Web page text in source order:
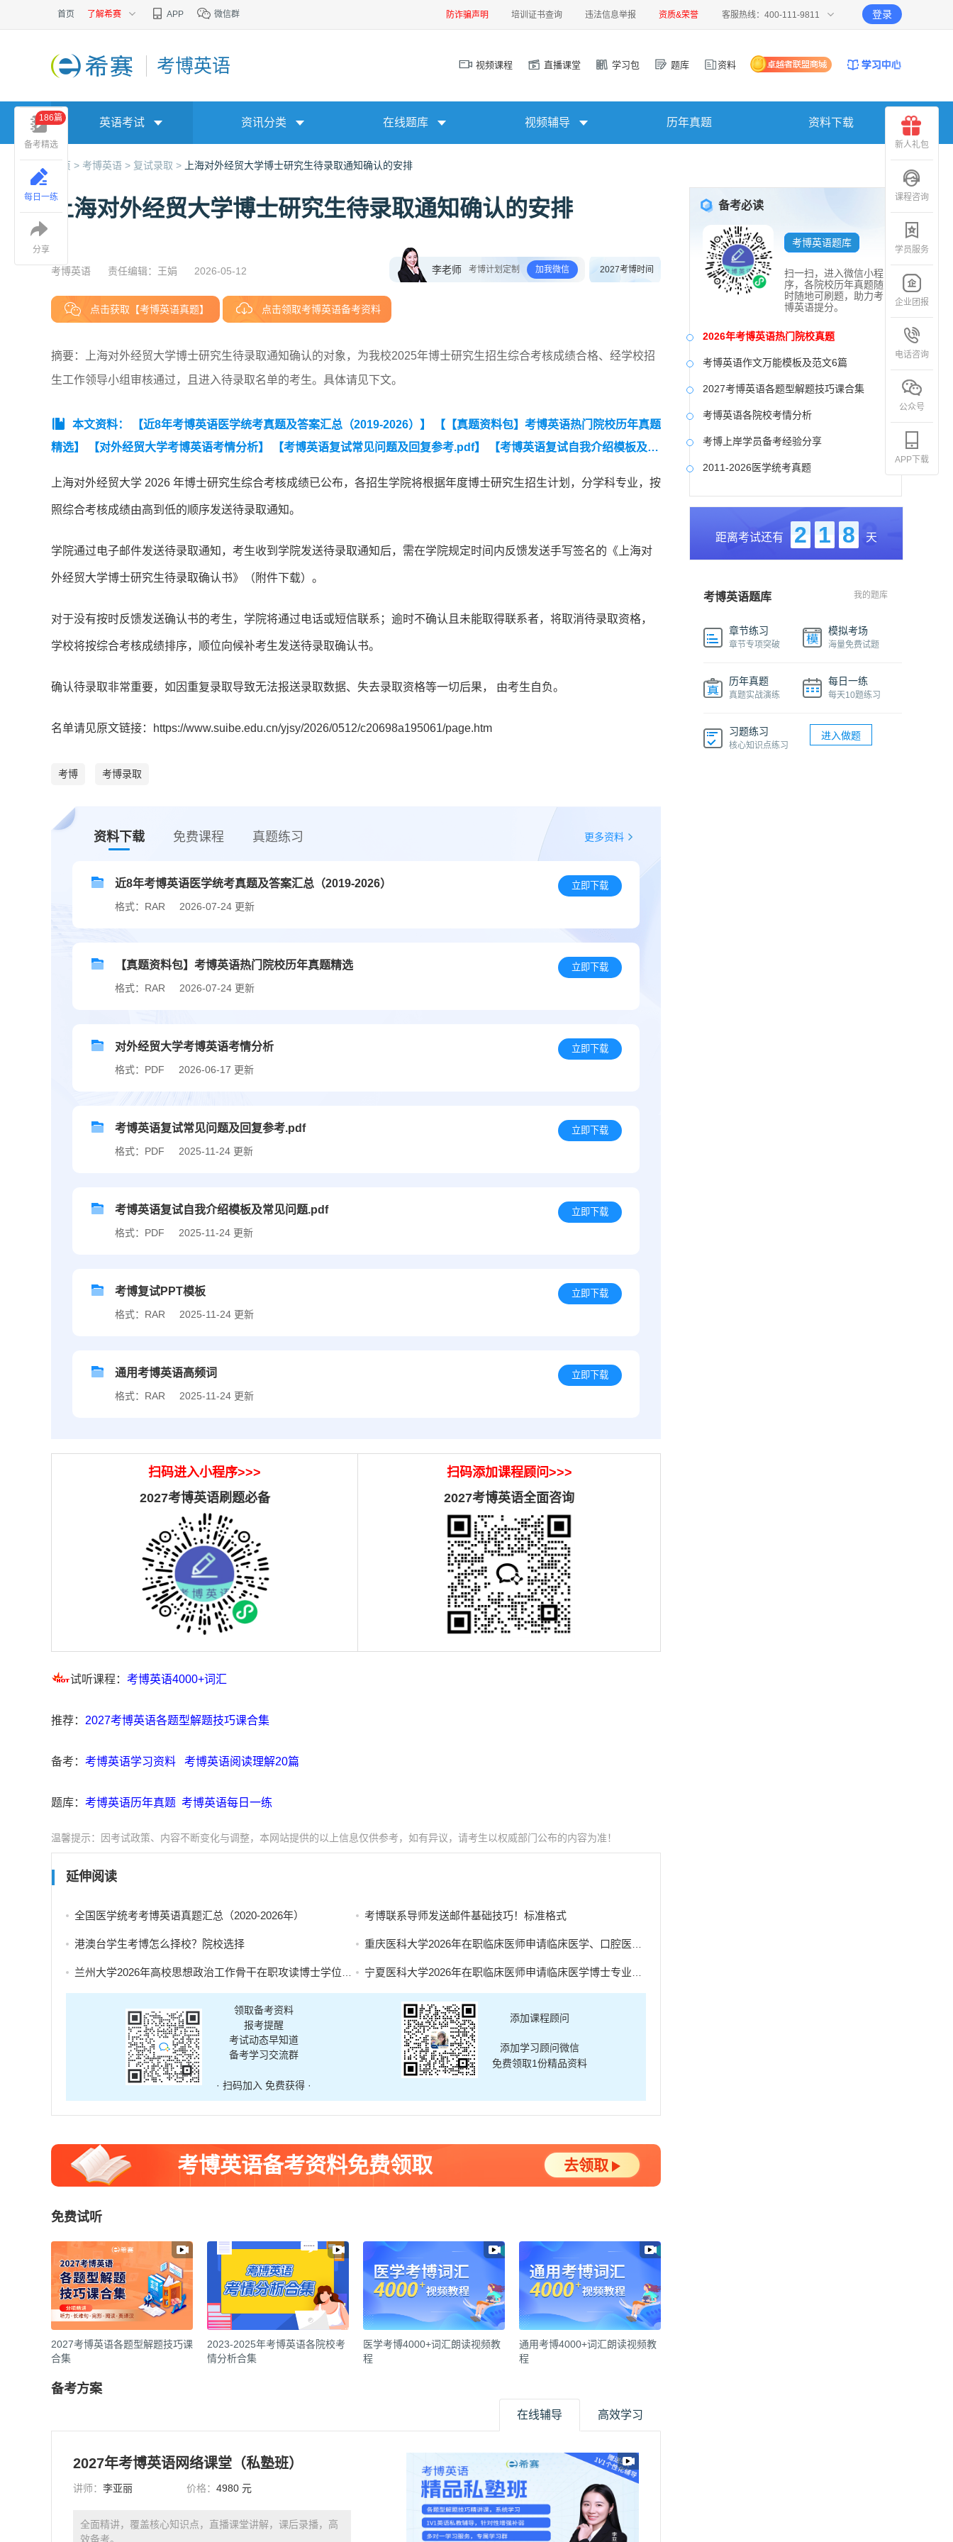
首页 了解希赛 APP 微信群 防诈骗声明 培训证书查询 违法信息举报 资质&荣誉 客服热线：400-111-9811 登录
考博英语 视频课程 直播课堂 学习包 题库 资料
英语考试 资讯分类 在线题库 视频辅导 历年真题 资料下载
首页 > 考博英语 > 复试录取 > 上海对外经贸大学博士研究生待录取通知确认的安排
上海对外经贸大学博士研究生待录取通知确认的安排
考博英语 责任编辑：王娟 2026-05-12 李老师 考博计划定制 加我微信 2027考博时间
点击获取【考博英语真题】 点击领取考博英语备考资料
摘要：上海对外经贸大学博士研究生待录取通知确认的对象，为我校2025年博士研究生招生综合考核成绩合格、经学校招
生工作领导小组审核通过，且进入待录取名单的考生。具体请见下文。
本文资料： 【近8年考博英语医学统考真题及答案汇总（2019-2026）】
【【真题资料包】考博英语热门院校历年真题
精选】
【对外经贸大学考博英语考情分析】 【考博英语复试常见问题及回复参考.pdf】
【考博英语复试自我介绍模板及常
上海对外经贸大学 2026 年博士研究生综合考核成绩已公布，各招生学院将根据年度博士研究生招生计划，分学科专业，按
照综合考核成绩由高到低的顺序发送待录取通知。
学院通过电子邮件发送待录取通知，考生收到学院发送待录取通知后，需在学院规定时间内反馈发送手写签名的《上海对
外经贸大学博士研究生待录取确认书》（附件下载）。
对于没有按时反馈发送确认书的考生，学院将通过电话或短信联系；逾时不确认且未能取得联系者，将取消待录取资格，
学校将按综合考核成绩排序，顺位向候补考生发送待录取确认书。
确认待录取非常重要，如因重复录取导致无法报送录取数据、失去录取资格等一切后果， 由考生自负。
名单请见原文链接：https://www.suibe.edu.cn/yjsy/2026/0512/c20698a195061/page.htm
考博 考博录取
资料下载 免费课程 真题练习 更多资料
近8年考博英语医学统考真题及答案汇总（2019-2026）
格式：RAR 2026-07-24 更新
立即下载
【真题资料包】考博英语热门院校历年真题精选
格式：RAR 2026-07-24 更新
立即下载
对外经贸大学考博英语考情分析
格式：PDF 2026-06-17 更新
立即下载
考博英语复试常见问题及回复参考.pdf
格式：PDF 2025-11-24 更新
立即下载
考博英语复试自我介绍模板及常见问题.pdf
格式：PDF 2025-11-24 更新
立即下载
考博复试PPT模板
格式：RAR 2025-11-24 更新
立即下载
通用考博英语高频词
格式：RAR 2025-11-24 更新
立即下载
扫码进入小程序>>>
2027考博英语刷题必备
扫码添加课程顾问>>>
2027考博英语全面咨询
试听课程： 考博英语4000+词汇
推荐： 2027考博英语各题型解题技巧课合集
备考： 考博英语学习资料 考博英语阅读理解20篇
题库： 考博英语历年真题 考博英语每日一练
温馨提示：因考试政策、内容不断变化与调整，本网站提供的以上信息仅供参考，如有异议，请考生以权威部门公布的内容为准！
延伸阅读
全国医学统考考博英语真题汇总（2020-2026年） 考博联系导师发送邮件基础技巧！标准格式
港澳台学生考博怎么择校？院校选择 重庆医科大学2026年在职临床医师申请临床医学、口腔医学博士专业学位招生简章
兰州大学2026年高校思想政治工作骨干在职攻读博士学位研究生招生补充报名的通知 宁夏医科大学2026年在职临床医师申请临床医学博士专业学位招生简章
领取备考资料
报考提醒
考试动态早知道
备考学习交流群
· 扫码加入 免费获得 ·
添加课程顾问
添加学习顾问微信
免费领取1份精品资料
考博英语备考资料免费领取 去领取
免费试听
2027考博英语各题型解题技巧课
合集
2023-2025年考博英语各院校考
情分析合集
医学考博4000+词汇朗读视频教
程
通用考博4000+词汇朗读视频教
程
备考方案
在线辅导 高效学习
2027年考博英语网络课堂（私塾班）
讲师： 李亚丽 价格： 4980 元
全面精讲，覆盖核心知识点，直播课堂讲解，课后录播，高
效备考。
备考必读
考博英语题库
扫一扫，进入微信小程
序，各院校历年真题随
时随地可刷题，助力考
博英语提分。
2026年考博英语热门院校真题
考博英语作文万能模板及范文6篇
2027考博英语各题型解题技巧课合集
考博英语各院校考情分析
考博上岸学员备考经验分享
2011-2026医学统考真题
中国社会科学院大学真题合集
国防科技大学历年真题
中央美术学院历年真题
距离考试还有 2 1 8 天
考博英语题库 我的题库
章节练习
章节专项突破
模拟考场
海量免费试题
历年真题
真题实战演练
每日一练
每天10题练习
习题练习
核心知识点练习
进入做题
备考精选
186篇
每日一练
分享
新人礼包
课程咨询
学员服务
企业团报
电话咨询
公众号
APP下载